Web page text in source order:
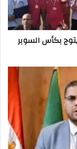
بكأس السوبر